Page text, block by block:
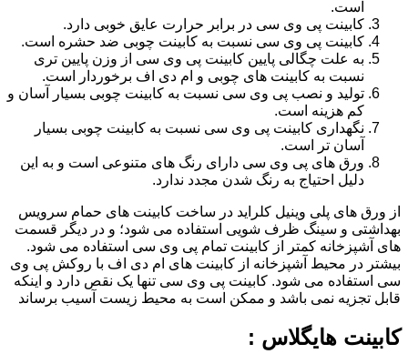
است.
کابینت پی وی سی در برابر حرارت عایق خوبی دارد.
کابینت پی وی سی نسبت به کابینت چوبی ضد حشره است.
به علت چگالی پایین کابینت پی وی سی از وزن پایین تری
نسبت به کابینت های چوبی و ام دی اف برخوردار است.
تولید و نصب پی وی سی نسبت به کابینت چوبی بسیار آسان و
کم هزینه است.
نگهداری کابینت پی وی سی نسبت به کابینت چوبی بسیار
آسان تر است.
ورق های پی وی سی دارای رنگ های متنوعی است و به این
دلیل احتیاج به رنگ شدن مجدد ندارد.
از ورق های پلی وینیل کلراید در ساخت کابینت های حمام سرویس
بهداشتی و سینگ ظرف شویی استفاده می شود؛ و در دیگر قسمت
های آشپزخانه کمتر از کابینت تمام پی وی سی استفاده می شود.
بیشتر در محیط آشپزخانه از کابینت های ام دی اف با روکش پی وی
سی استفاده می شود. کابینت پی وی سی تنها یک نقص دارد و اینکه
قابل تجزیه نمی باشد و ممکن است به محیط زیست آسیب برساند
کابینت هایگلاس :